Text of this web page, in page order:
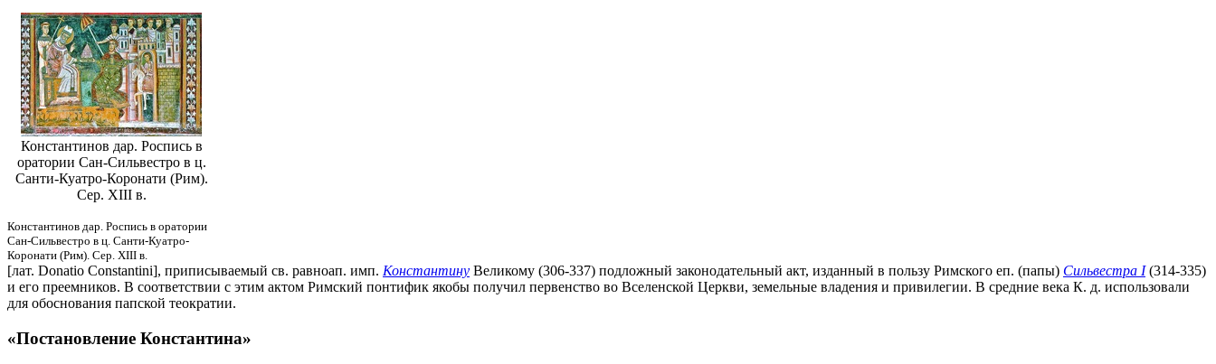
Константинов дар. Роспись в
оратории Сан-Сильвестро в ц.
Санти-Куатро-Коронати (Рим).
Сер. XIII в.
Константинов дар. Роспись в оратории
Сан-Сильвестро в ц. Санти-Куатро-
Коронати (Рим). Сер. XIII в.
[лат. Donatio Constantini], приписываемый св. равноап. имп. Константину Великому (306-337) подложный законодательный акт, изданный в пользу Римского еп. (папы) Сильвестра I(314-335)
и его преемников. В соответствии с этим актом Римский понтифик якобы получил первенство во Вселенской Церкви, земельные владения и привилегии. В средние века К. д. использовали
для обоснования папской теократии.
«Постановление Константина»